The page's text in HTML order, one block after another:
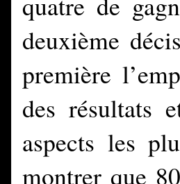
deuxième
première
des résultats
aspects les
montrer que